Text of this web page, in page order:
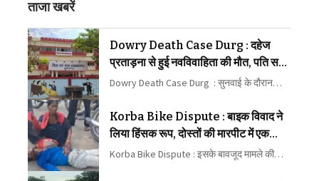
ताजा खबरें
Dowry Death Case Durg : दहेज
प्रताड़ना से हुई नवविवाहिता की मौत, पति समेत
5 दोषियों को 10-10 साल की सजा
Dowry Death Case Durg : सुनवाई के दौरान…
Korba Bike Dispute : बाइक विवाद ने
लिया हिंसक रूप, दोस्तों की मारपीट में एक
घायल
Korba Bike Dispute : इसके बावजूद मामले की…